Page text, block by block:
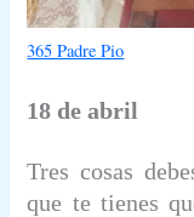
365 Padre Pio
18 de abril
Tres cosas
que te tienes